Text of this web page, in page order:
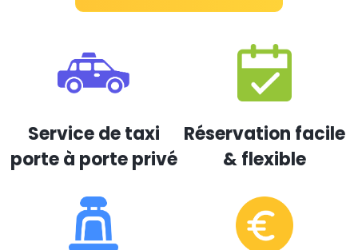
Service de taxi
porte à porte privé
Réservation facile
& flexible